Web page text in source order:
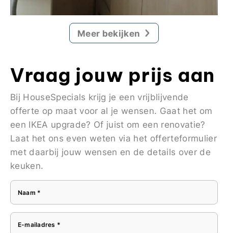
Meer bekijken
Vraag jouw prijs aan
Bij HouseSpecials krijg je een vrijblijvende
offerte op maat voor al je wensen. Gaat het om
een IKEA upgrade? Of juist om een renovatie?
Laat het ons even weten via het offerteformulier
met daarbij jouw wensen en de details over de
keuken.
Naam *
E-mailadres *